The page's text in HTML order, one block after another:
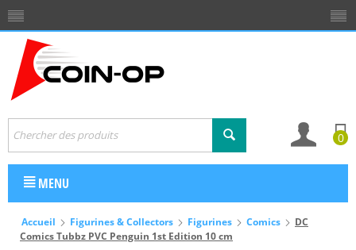
0
MENU
Accueil Figurines & Collectors Figurines Comics
DC
Comics Tubbz PVC Penguin 1st Edition 10 cm